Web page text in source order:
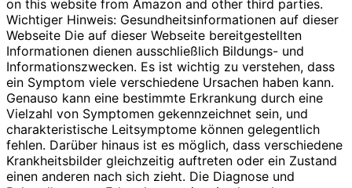
on this website from Amazon and other third parties.
Wichtiger Hinweis: Gesundheitsinformationen auf dieser
Webseite Die auf dieser Webseite bereitgestellten
Informationen dienen ausschließlich Bildungs- und
Informationszwecken. Es ist wichtig zu verstehen, dass
ein Symptom viele verschiedene Ursachen haben kann.
Genauso kann eine bestimmte Erkrankung durch eine
Vielzahl von Symptomen gekennzeichnet sein, und
charakteristische Leitsymptome können gelegentlich
fehlen. Darüber hinaus ist es möglich, dass verschiedene
Krankheitsbilder gleichzeitig auftreten oder ein Zustand
einen anderen nach sich zieht. Die Diagnose und